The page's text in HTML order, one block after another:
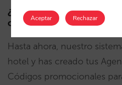
¿Y qué ocurre con
creado en el sistema a
Hasta ahora, nuestro
hotel y has creado tus
Códigos promocionales
Aceptar Rechazar